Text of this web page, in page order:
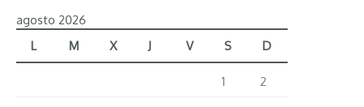
Hamburgo”
agosto 2026
L
M X J V S D
1 2